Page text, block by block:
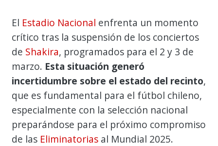
El Estadio Nacional enfrenta un momento
crítico tras la suspensión de los conciertos
de Shakira, programados para el 2 y 3 de
marzo. Esta situación generó
incertidumbre sobre el estado del recinto,
que es fundamental para el fútbol chileno,
especialmente con la selección nacional
preparándose para el próximo compromiso
de las Eliminatorias al Mundial 2025.